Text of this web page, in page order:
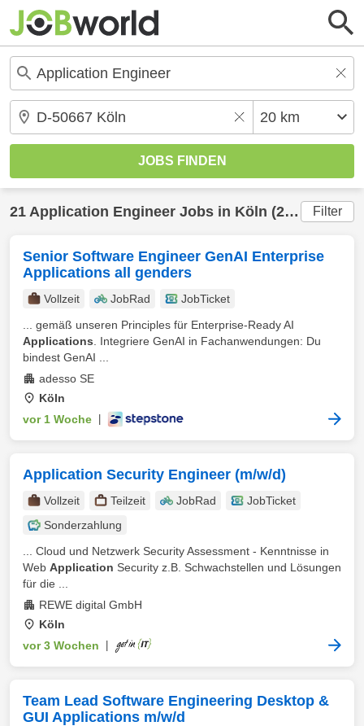
21 Application Engineer Jobs in Köln (20 km) gefunden Filter
Senior Software Engineer GenAI Enterprise
Applications all genders
Vollzeit JobRad
JobTicket
... gemäß unseren Principles für Enterprise-Ready AI
Applications . Integriere GenAI in Fachanwendungen: Du
bindest GenAI ...
adesso SE
Köln
vor 1 Woche
Application Security Engineer (m/w/d)
Vollzeit Teilzeit JobRad
JobTicket
Sonderzahlung
... Cloud und Netzwerk Security Assessment - Kenntnisse in
Web Application Security z.B. Schwachstellen und Lösungen
für die ...
REWE digital GmbH
Köln
vor 3 Wochen
Team Lead Software Engineering Desktop &
GUI Applications m/w/d